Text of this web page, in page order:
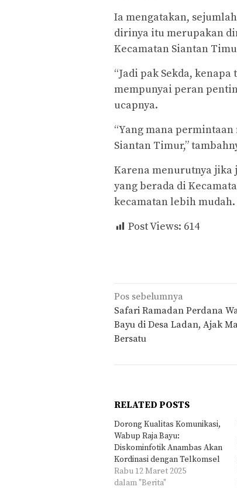
Ia mengatakan,
dirinya itu merupakan
Kecamatan Siantan
“Jadi pak Sekda,
mempunyai peran
ucapnya.
“Yang mana
Siantan Timur,”
Karena menurutnya jika
yang berada di
kecamatan lebih mudah.
Post Views: 614
Navigasi
pos
Pos sebelumnya
Safari Ramadan Perdana
Bayu di Desa Ladan, Ajak
Bersatu
RELATED POSTS
Dorong Kualitas Komunikasi,
Wabup Raja Bayu:
Diskominfotik Anambas Akan
Kordinasi dengan Telkomsel
Rabu 12 Maret 2025
dalam "Berita"